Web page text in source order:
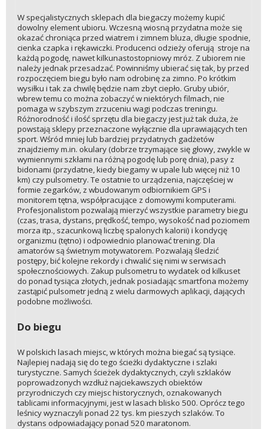
W specjalistycznych sklepach dla biegaczy możemy kupić
dowolny element ubioru. Wczesną wiosną przydatna może się
okazać chroniąca przed wiatrem i zimnem bluza, długie spodnie,
cienka czapka i rękawiczki. Producenci odzieży oferują stroje na
każdą pogodę, nawet kilkunastostopniowy mróz. Z ubiorem nie
należy jednak przesadzać. Powinniśmy ubierać się tak, by przed
rozpoczęciem biegu było nam odrobinę za zimno. Po krótkim
wysiłku i tak za chwilę będzie nam zbyt ciepło. Gruby ubiór,
wbrew temu co można zobaczyć w niektórych filmach, nie
pomaga w szybszym zrzuceniu wagi podczas treningu.
Różnorodność i ilość sprzętu dla biegaczy jest już tak duża, że
powstają sklepy przeznaczone wyłącznie dla uprawiających ten
sport. Wśród mniej lub bardziej przydatnych gadżetów
znajdziemy m.in. okulary (dobrze trzymające się głowy, zwykle w
wymiennymi szkłami na różną pogodę lub porę dnia), pasy z
bidonami (przydatne, kiedy biegamy w upale lub więcej niż 10
km) czy pulsometry. Te ostatnie to urządzenia, najczęściej w
formie zegarków, z wbudowanym odbiornikiem GPS i
monitorem tętna, współpracujące z domowymi komputerami.
Profesjonalistom pozwalają mierzyć wszystkie parametry biegu
(czas, trasa, dystans, prędkość, tempo, wysokość nad poziomem
morza itp., szacunkową liczbę spalonych kalorii) i kondycję
organizmu (tętno) i odpowiednio planować trening. Dla
amatorów są świetnym motywatorem. Pozwalają śledzić
postępy, bić kolejne rekordy i chwalić się nimi w serwisach
społecznościowych. Zakup pulsometru to wydatek od kilkuset
do ponad tysiąca złotych, jednak posiadając smartfona możemy
zastąpić pulsometr jedną z wielu darmowych aplikacji, dających
podobne możliwości.
Do biegu
W polskich lasach miejsc, w których można biegać są tysiące.
Najlepiej nadają się do tego ścieżki dydaktyczne i szlaki
turystyczne. Samych ścieżek dydaktycznych, czyli szklaków
poprowadzonych wzdłuż najciekawszych obiektów
przyrodniczych czy miejsc historycznych, oznakowanych
tablicami informacyjnymi, jest w lasach blisko 500. Oprócz tego
leśnicy wyznaczyli ponad 22 tys. km pieszych szlaków. To
dystans odpowiadający ponad 520 maratonom.